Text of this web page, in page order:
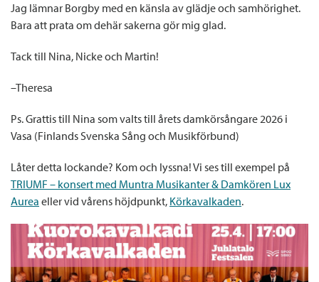
Jag lämnar Borgby med en känsla av glädje och samhörighet.
Bara att prata om dehär sakerna gör mig glad.
Tack till Nina, Nicke och Martin!
–Theresa
Ps. Grattis till Nina som valts till årets damkörsångare 2026 i
Vasa (Finlands Svenska Sång och Musikförbund)
Låter detta lockande? Kom och lyssna! Vi ses till exempel på
TRIUMF – konsert med Muntra Musikanter & Damkören Lux
Aurea eller vid vårens höjdpunkt, Körkavalkaden.